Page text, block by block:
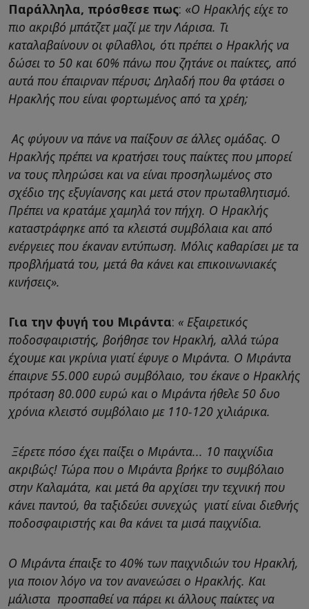
Παράλληλα, πρόσθεσε πως: «Ο Ηρακλής είχε το
πιο ακριβό μπάτζετ μαζί με την Λάρισα. Τι
καταλαβαίνουν οι φίλαθλοι, ότι πρέπει ο Ηρακλής να
δώσει το 50 και 60% πάνω που ζητάνε οι παίκτες, από
αυτά που έπαιρναν πέρυσι; Δηλαδή που θα φτάσει ο
Ηρακλής που είναι φορτωμένος από τα χρέη;
Ας φύγουν να πάνε να παίξουν σε άλλες ομάδας. Ο
Ηρακλής πρέπει να κρατήσει τους παίκτες που μπορεί
να τους πληρώσει και να είναι προσηλωμένος στο
σχέδιο της εξυγίανσης και μετά στον πρωταθλητισμό.
Πρέπει να κρατάμε χαμηλά τον πήχη. Ο Ηρακλής
καταστράφηκε από τα κλειστά συμβόλαια και από
ενέργειες που έκαναν εντύπωση. Μόλις καθαρίσει με τα
προβλήματά του, μετά θα κάνει και επικοινωνιακές
κινήσεις».
Για την φυγή του Μιράντα: « Εξαιρετικός
ποδοσφαιριστής, βοήθησε τον Ηρακλή, αλλά τώρα
έχουμε και γκρίνια γιατί έφυγε ο Μιράντα. Ο Μιράντα
έπαιρνε 55.000 ευρώ συμβόλαιο, του έκανε ο Ηρακλής
πρόταση 80.000 ευρώ και ο Μιράντα ήθελε 50 δυο
χρόνια κλειστό συμβόλαιο με 110-120 χιλιάρικα.
Ξέρετε πόσο έχει παίξει ο Μιράντα... 10 παιχνίδια
ακριβώς! Τώρα που ο Μιράντα βρήκε το συμβόλαιο
στην Καλαμάτα, και μετά θα αρχίσει την τεχνική που
κάνει παντού, θα ταξιδεύει συνεχώς γιατί είναι διεθνής
ποδοσφαιριστής και θα κάνει τα μισά παιχνίδια.
Ο Μιράντα έπαιξε το 40% των παιχνιδιών του Ηρακλή,
για ποιον λόγο να τον ανανεώσει ο Ηρακλής. Και
μάλιστα προσπαθεί να πάρει κι άλλους παίκτες να